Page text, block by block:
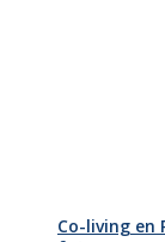
Co-living en